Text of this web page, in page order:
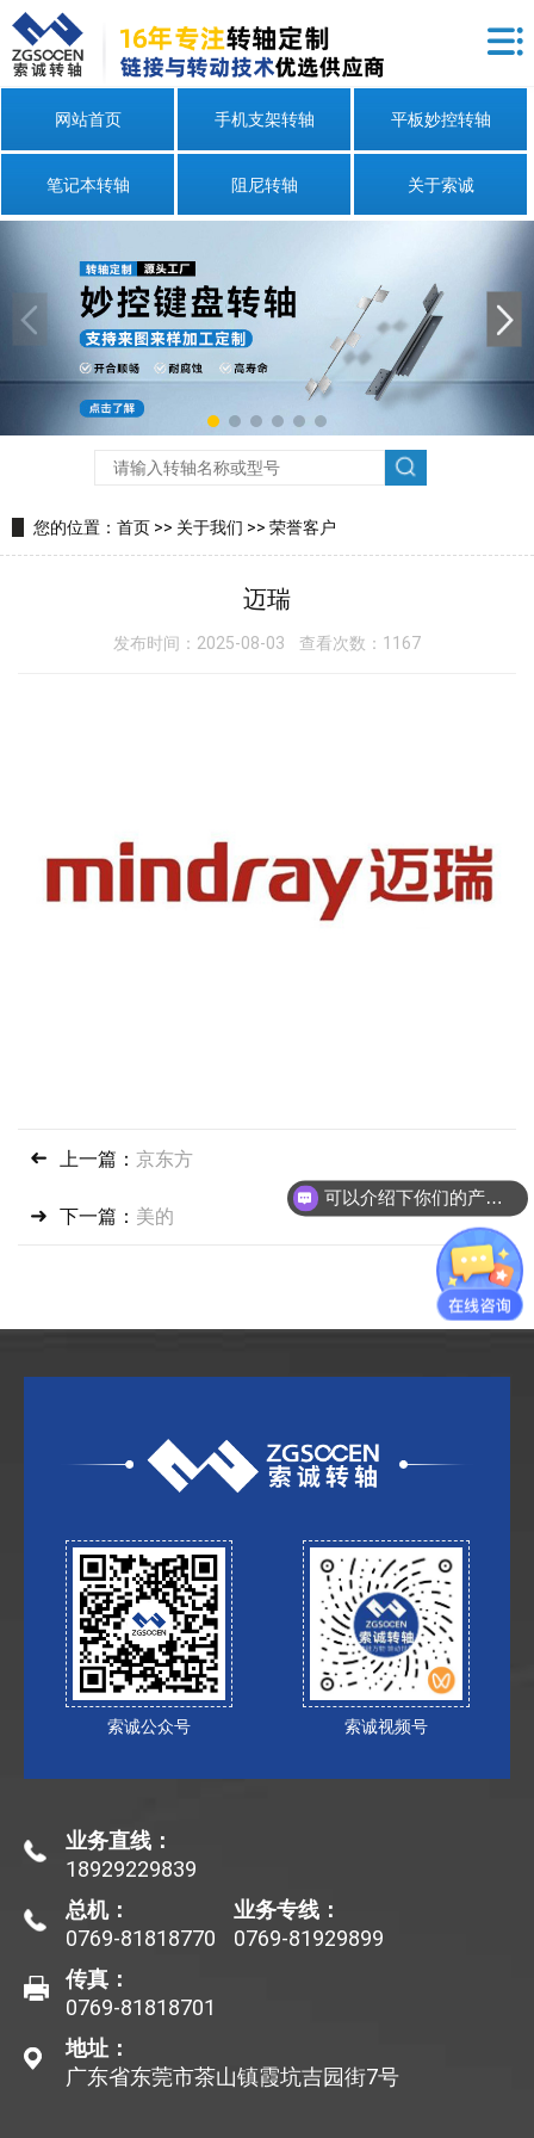
网站首页 手机支架转轴 平板妙控转轴
笔记本转轴 阻尼转轴 关于索诚
您的位置： 首页 >> 关于我们 >> 荣誉客户
迈瑞
发布时间：2025-08-03 查看次数：1167
上一篇： 京东方
下一篇： 美的
索诚公众号 索诚视频号
业务直线：
18929229839
总机：
0769-81818770
业务专线：
0769-81929899
传真：
0769-81818701
地址：
广东省东莞市茶山镇霞坑吉园街7号
可以介绍下你们的产品么？